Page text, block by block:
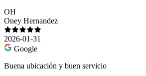
OH
Oney Hernandez
2026-01-31
Google
Buena ubicación y buen servicio